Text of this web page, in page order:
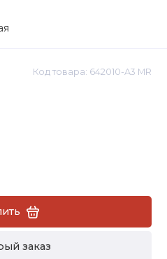
Код товара: 642010-A3 MR
заказ